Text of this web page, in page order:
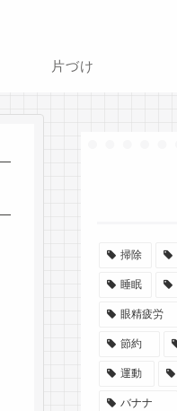
片づけ
掃除
睡眠
眼精疲労
節約
運動
バナナ